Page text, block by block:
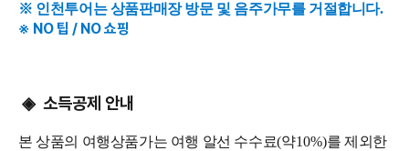
※ 인천투어는 상품판매장 방문 및 음주가무를 거절합니다.
※ NO 팁 / NO 쇼핑
◈소득공제 안내
본 상품의 여행상품가는 여행 알선 수수료(약10%)를 제외한